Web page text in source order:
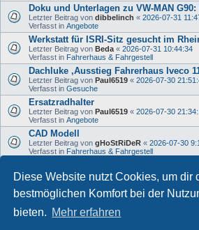
Diese Website nutzt Cookies, um dir
bestmöglichen Komfort bei der
bieten. Mehr erfahren
Doku und Unterlagen zu VW-MAN
Letzter Beitrag von dibbelinch « 2026-07-31
Verfasst in Angebote
Werkstatt für ISRI-Sitz gesucht im
Letzter Beitrag von Beda « 2026-07-31 10:44:34
Verfasst in Fahrerhaus & Fahrgestell
Dachluke ,Ausstieg Fahrerhaus Iveco
Letzter Beitrag von Paul6519 « 2026-07-30
Verfasst in Gesuche
Ersatzradhalter
Letzter Beitrag von Paul6519 « 2026-07-30
Verfasst in Angebote
CAD Modell
Letzter Beitrag von gHoStRiDeR « 2026-07-30
Verfasst in Fahrerhaus & Fahrgestell
Die Suche ergab 34 Treffer •